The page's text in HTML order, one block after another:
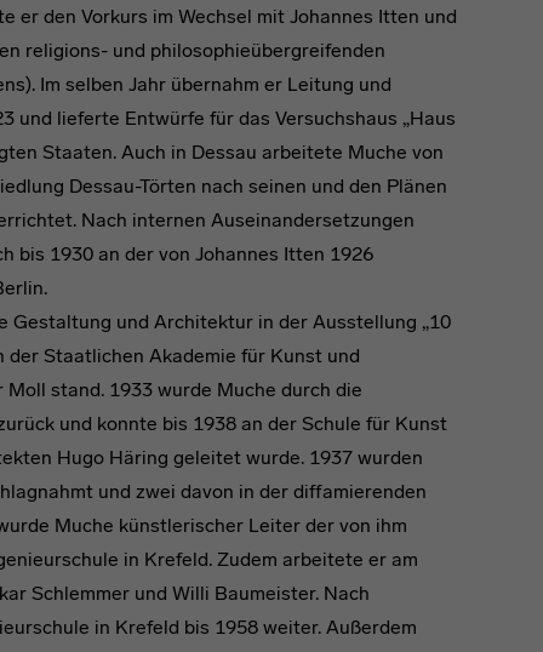
er den Vorkurs im Wechsel mit Johannes Itten und
religions- und philosophieübergreifenden
Im selben Jahr übernahm er Leitung und
und lieferte Entwürfe für das Versuchshaus „Haus
Staaten. Auch in Dessau arbeitete Muche von
Dessau-Törten nach seinen und den Plänen
Nach internen Auseinandersetzungen
bis 1930 an der von Johannes Itten 1926
und Architektur in der Ausstellung „10
der Staatlichen Akademie für Kunst und
stand. 1933 wurde Muche durch die
und konnte bis 1938 an der Schule für Kunst
Hugo Häring geleitet wurde. 1937 wurden
und zwei davon in der diffamierenden
Muche künstlerischer Leiter der von ihm
in Krefeld. Zudem arbeitete er am
Schlemmer und Willi Baumeister. Nach
in Krefeld bis 1958 weiter. Außerdem